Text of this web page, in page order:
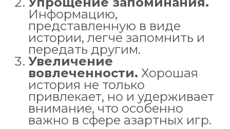
Информацию,
представленную в виде
истории, легче запомнить и
передать другим.
Увеличение
вовлеченности. Хорошая
история не только
привлекает, но и удерживает
внимание, что особенно
важно в сфере азартных игр.